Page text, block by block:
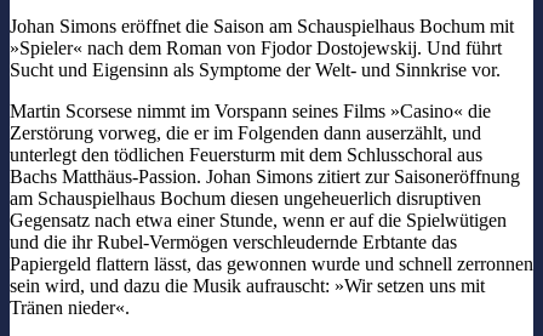
Johan Simons eröffnet die Saison am Schauspielhaus Bochum mit
»Spieler« nach dem Roman von Fjodor Dostojewskij. Und führt
Sucht und Eigensinn als Symptome der Welt- und Sinnkrise vor.
Martin Scorsese nimmt im Vorspann seines Films »Casino« die
Zerstörung vorweg, die er im Folgenden dann auserzählt, und
unterlegt den tödlichen Feuersturm mit dem Schlusschoral aus
Bachs Matthäus-Passion. Johan Simons zitiert zur Saisoneröffnung
am Schauspielhaus Bochum diesen ungeheuerlich disruptiven
Gegensatz nach etwa einer Stunde, wenn er auf die Spielwütigen
und die ihr Rubel-Vermögen verschleudernde Erbtante das
Papiergeld flattern lässt, das gewonnen wurde und schnell zerronnen
sein wird, und dazu die Musik aufrauscht: »Wir setzen uns mit
Tränen nieder«.